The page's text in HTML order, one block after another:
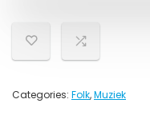
Categories: Folk,Muziek